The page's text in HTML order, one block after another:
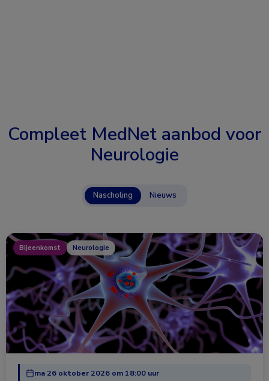
Compleet MedNet aanbod voor
Neurologie
Nascholing Nieuws
Bijeenkomst Neurologie
ma 26 oktober 2026 om 18:00 uur